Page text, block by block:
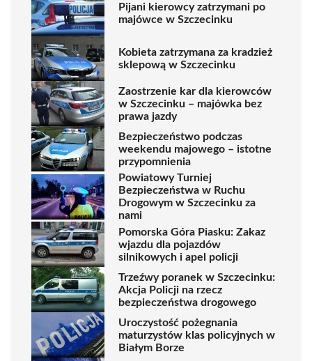
Pijani kierowcy zatrzymani po
majówce w Szczecinku
Kobieta zatrzymana za kradzież
sklepową w Szczecinku
Zaostrzenie kar dla kierowców
w Szczecinku – majówka bez
prawa jazdy
Bezpieczeństwo podczas
weekendu majowego – istotne
przypomnienia
Powiatowy Turniej
Bezpieczeństwa w Ruchu
Drogowym w Szczecinku za
nami
Pomorska Góra Piasku: Zakaz
wjazdu dla pojazdów
silnikowych i apel policji
Trzeźwy poranek w Szczecinku:
Akcja Policji na rzecz
bezpieczeństwa drogowego
Uroczystość pożegnania
maturzystów klas policyjnych w
Białym Borze